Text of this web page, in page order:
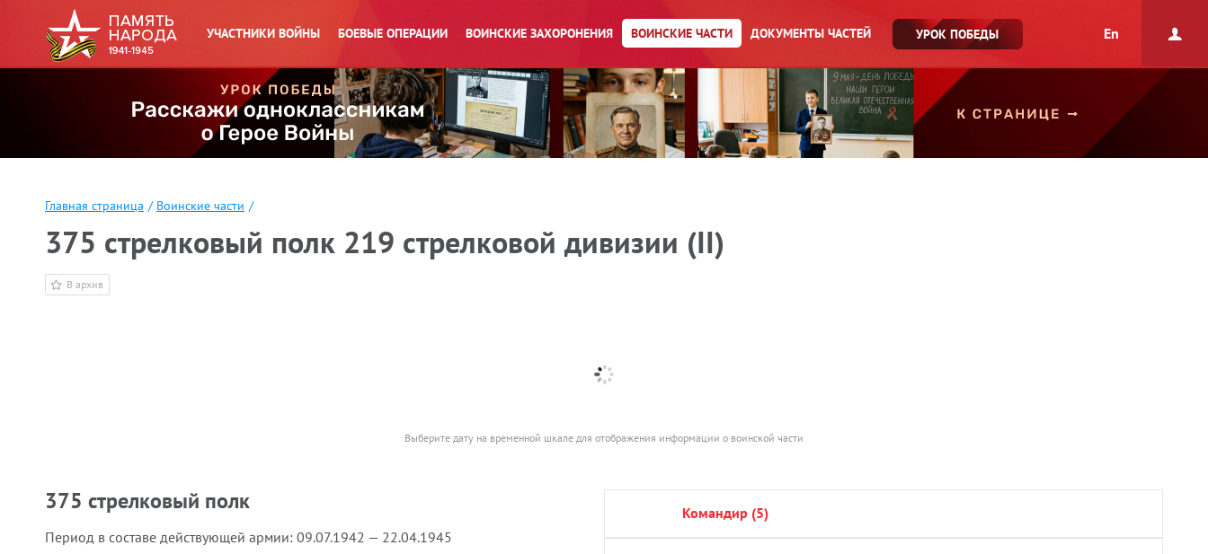
УЧАСТНИКИ ВОЙНЫ БОЕВЫЕ ОПЕРАЦИИ ВОИНСКИЕ ЗАХОРОНЕНИЯ ВОИНСКИЕ ЧАСТИ ДОКУМЕНТЫ ЧАСТЕЙ УРОК ПОБЕДЫ En
Главная страница / Воинские части /
375 стрелковый полк 219 стрелковой дивизии (II)
В архив
Выберите дату на временной шкале для отображения информации о воинской части
375 стрелковый полк
Период в составе действующей армии: 09.07.1942 — 22.04.1945
командир (5)